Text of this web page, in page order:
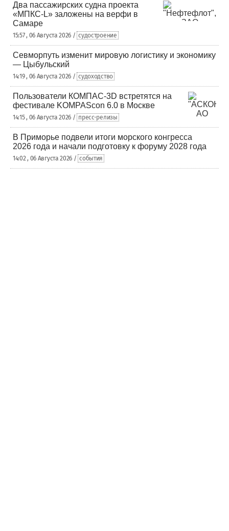
Два пассажирских судна проекта
«МПКС-L» заложены на верфи в
Самаре
15:57 , 06 Августа 2026 / судостроение
Севморпуть изменит мировую логистику и экономику
— Цыбульский
14:19 , 06 Августа 2026 / судоходство
Пользователи КОМПАС-3D встретятся на
фестивале KOMPAScon 6.0 в Москве
14:15 , 06 Августа 2026 / пресс-релизы
В Приморье подвели итоги морского конгресса
2026 года и начали подготовку к форуму 2028 года
14:02 , 06 Августа 2026 / события